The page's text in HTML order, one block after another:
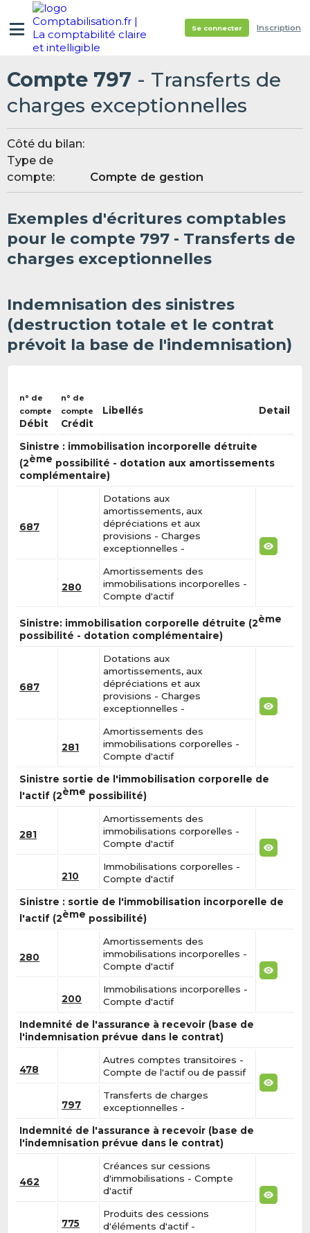
Se connecter Inscription
Compte 797 - Transferts de
charges exceptionnelles
Côté du bilan:
Type de
compte:
Compte de gestion
Exemples d'écritures comptables
pour le compte 797 - Transferts de
charges exceptionnelles
Indemnisation des sinistres
(destruction totale et le contrat
prévoit la base de l'indemnisation)
n° de
compte
Débit
n° de
compte
Crédit
Libellés Detail
Sinistre : immobilisation incorporelle détruite
(2ème possibilité - dotation aux amortissements
complémentaire)
687
Dotations aux
amortissements, aux
dépréciations et aux
provisions - Charges
exceptionnelles -
280
Amortissements des
immobilisations incorporelles -
Compte d'actif
Sinistre: immobilisation corporelle détruite (2ème
possibilité - dotation complémentaire)
687
Dotations aux
amortissements, aux
dépréciations et aux
provisions - Charges
exceptionnelles -
281
Amortissements des
immobilisations corporelles -
Compte d'actif
Sinistre sortie de l'immobilisation corporelle de
l'actif (2ème possibilité)
281
Amortissements des
immobilisations corporelles -
Compte d'actif
210
Immobilisations corporelles -
Compte d'actif
Sinistre : sortie de l'immobilisation incorporelle de
l'actif (2ème possibilité)
280
Amortissements des
immobilisations incorporelles -
Compte d'actif
200
Immobilisations incorporelles -
Compte d'actif
Indemnité de l'assurance à recevoir (base de
l'indemnisation prévue dans le contrat)
478
Autres comptes transitoires -
Compte de l'actif ou de passif
797
Transferts de charges
exceptionnelles -
Indemnité de l'assurance à recevoir (base de
l'indemnisation prévue dans le contrat)
462
Créances sur cessions
d'immobilisations - Compte
d'actif
775
Produits des cessions
d'éléments d'actif -